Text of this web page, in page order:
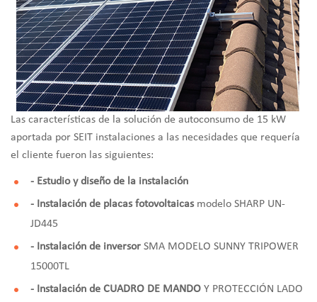
Las características de la solución de autoconsumo de 15 kW
aportada por SEIT instalaciones a las necesidades que requería
el cliente fueron las siguientes:
- Estudio y diseño de la instalación
- Instalación de placas fotovoltaicasmodelo SHARP UN-
JD445
- Instalación de inversor SMA MODELO SUNNY TRIPOWER
15000TL
- Instalación de CUADRO DE MANDO Y PROTECCIÓN LADO